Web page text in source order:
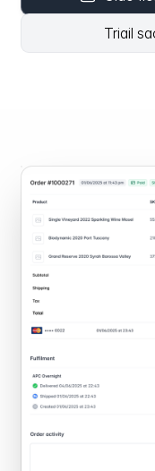
Triail